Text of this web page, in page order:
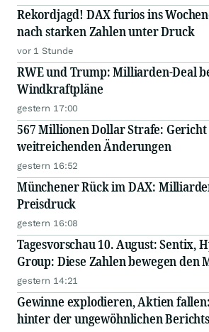
Rekordjagd! DAX furios ins
nach starken Zahlen unter Druck
vor 1 Stunde
RWE und Trump: Milliarden-Deal
Windkraftpläne
gestern 17:00
567 Millionen Dollar Strafe:
weitreichenden Änderungen
gestern 16:52
Münchener Rück im DAX:
Preisdruck
gestern 16:08
Tagesvorschau 10. August: Sentix,
Group: Diese Zahlen bewegen den
gestern 14:21
Gewinne explodieren, Aktien
hinter der ungewöhnlichen